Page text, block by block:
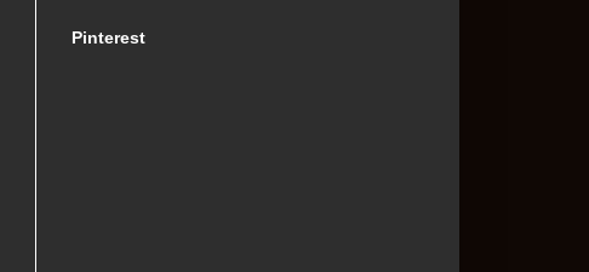
Pinterest